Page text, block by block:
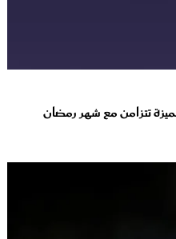
تتزامن مع شهر رمضان